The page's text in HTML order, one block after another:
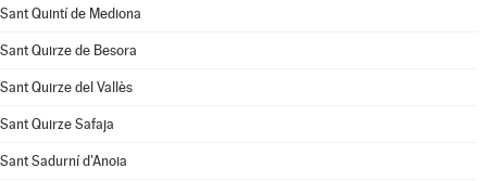
Sant Quintí de Mediona
Sant Quirze de Besora
Sant Quirze del Vallès
Sant Quirze Safaja
Sant Sadurní d'Anoia